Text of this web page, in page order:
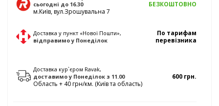
сьогодні до 16.30
м.Київ, вул.Зрошувальна 7
БЕЗКОШТОВНО
Доставка у пункт «Нової Пошти»,
відправимоу Понеділок
По тарифам
перевізника
Доставка кур`єром Ravak,
доставимоу Понеділок з 11.00
Область + 40 грн/км. (Київ та область)
600 грн.